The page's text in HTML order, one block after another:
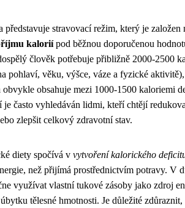
stravovací režim, který je založen
kaloriípod běžnou doporučenou
člověk potřebuje přibližně 2000-2500
pohlaví, věku, výšce, váze a fyzické aktivitě),
obsahuje mezi 1000-1500 kaloriemi
je často vyhledáván lidmi, kteří chtějí
zlepšit celkový zdravotní stav.
diety spočívá v vytvoření kalorického
než přijímá prostřednictvím potravy. V
využívat vlastní tukové zásoby jako zdroj
tělesné hmotnosti. Je důležité zdůraznit,